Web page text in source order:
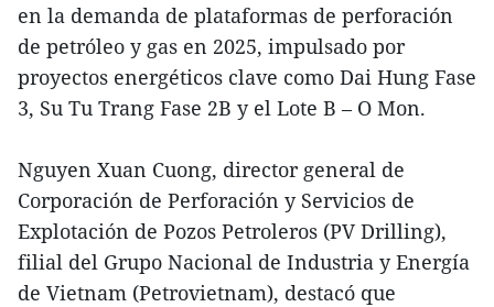
en la demanda de plataformas de perforación
de petróleo y gas en 2025, impulsado por
proyectos energéticos clave como Dai Hung Fase
3, Su Tu Trang Fase 2B y el Lote B – O Mon.
Nguyen Xuan Cuong, director general de
Corporación de Perforación y Servicios de
Explotación de Pozos Petroleros (PV Drilling),
filial del Grupo Nacional de Industria y Energía
de Vietnam (Petrovietnam), destacó que